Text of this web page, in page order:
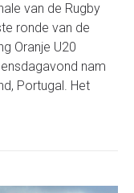
van de Rugby
ronde van de
Oranje U20
nam
Portugal. Het